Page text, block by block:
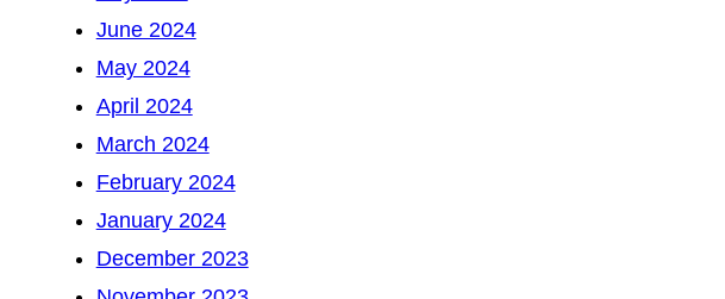
June 2024
May 2024
April 2024
March 2024
February 2024
January 2024
December 2023